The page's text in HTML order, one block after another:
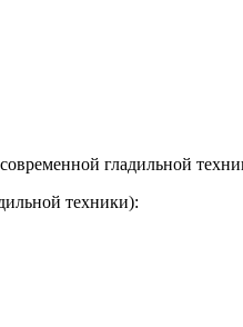
гладильной
техники):